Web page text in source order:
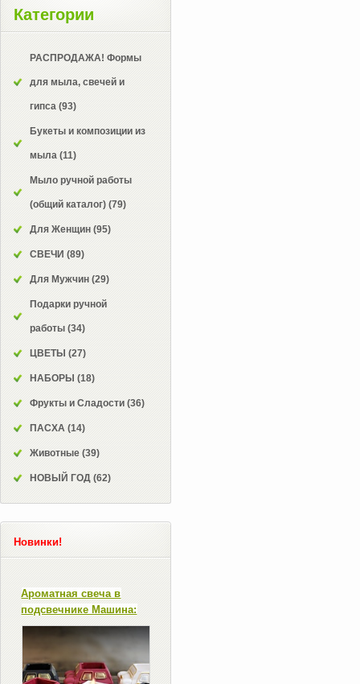
Категории
РАСПРОДАЖА! Формы
для мыла, свечей и
гипса (93)
Букеты и композиции из
мыла (11)
Мыло ручной работы
(общий каталог) (79)
Для Женщин (95)
СВЕЧИ (89)
Для Мужчин (29)
Подарки ручной
работы (34)
ЦВЕТЫ (27)
НАБОРЫ (18)
Фрукты и Сладости (36)
ПАСХА (14)
Животные (39)
НОВЫЙ ГОД (62)
Новинки!
Ароматная свеча в
подсвечнике Машина: